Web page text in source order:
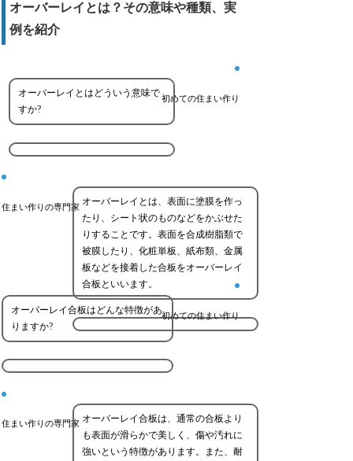
オーバーレイとは？その意味や種類、実
例を紹介
初めての住まい作り
オーバーレイとはどういう意味で
すか?
住まい作りの専門家 オーバーレイとは、表面に塗膜を作っ
たり、シート状のものなどをかぶせた
りすることです。表面を合成樹脂類で
被膜したり、化粧単板、紙布類、金属
板などを接着した合板をオーバーレイ
合板といいます。
初めての住まい作り
オーバーレイ合板はどんな特徴があ
りますか?
住まい作りの専門家 オーバーレイ合板は、通常の合板より
も表面が滑らかで美しく、傷や汚れに
強いという特徴があります。また、耐